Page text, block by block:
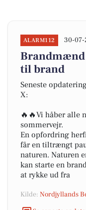
ALARM112 30-
Brandmænd
til brand
Seneste
X:
🔥🔥Vi håber alle
sommervejr.
En opfordring
får en tiltrængt
naturen. Naturen
kan starte en
at rykke ud fra
Kilde: Nordjyllands